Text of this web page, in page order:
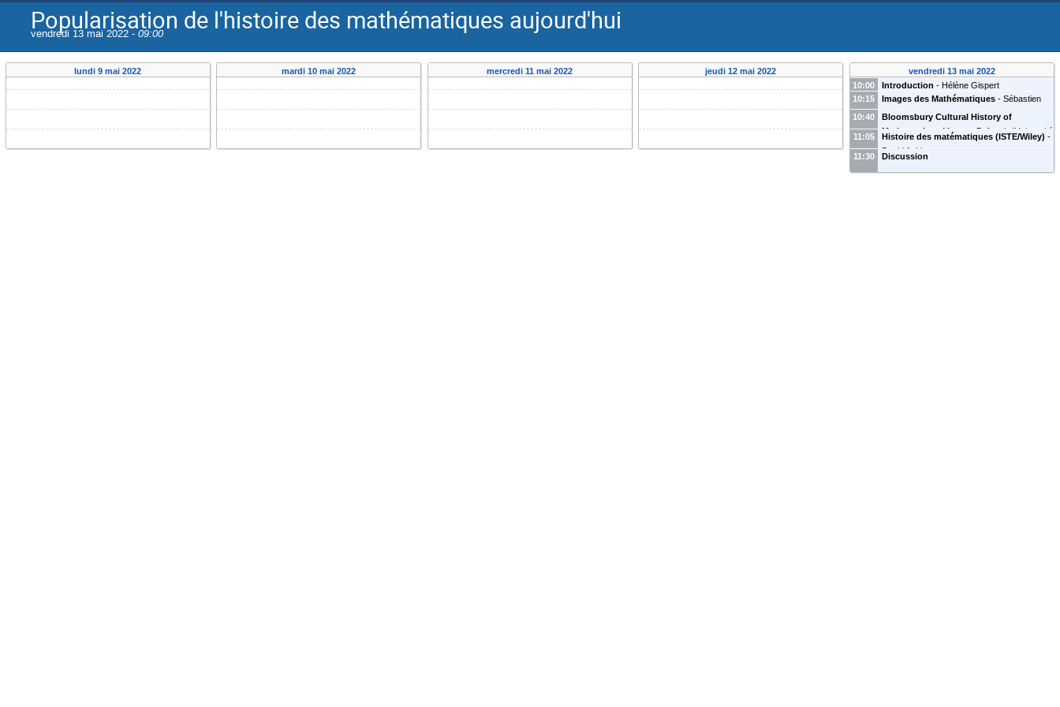
Popularisation de l'histoire des mathématiques aujourd'hui
vendredi 13 mai 2022 - 09:00
lundi 9 mai 2022 mardi 10 mai 2022 mercredi 11 mai 2022 jeudi 12 mai 2022
vendredi 13 mai 2022
10:00
Introduction - Hélène Gispert
10:15
Images des Mathématiques - Sébastien
Gauthier
10:40
Bloomsbury Cultural History of
Mathematics
Maarten Bullynck (Université
11:05 Histoire des matématiques (ISTE/Wiley) -
David Aubin
11:30 Discussion